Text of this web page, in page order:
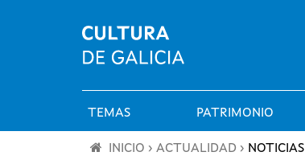
Menú
TEMAS PATRIMONIO
INICIO › ACTUALIDAD › NOTICIAS